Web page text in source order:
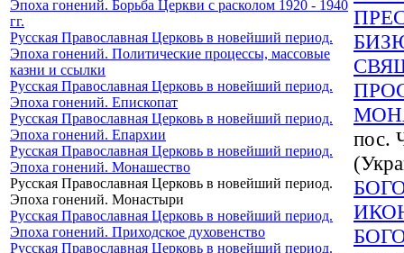
Эпоха гонений. Борьба Церкви с расколом 1920 - 1940
гг.
Русская Православная Церковь в новейший период.
Эпоха гонений. Политические процессы, массовые
казни и ссылки
Русская Православная Церковь в новейший период.
Эпоха гонений. Епископат
Русская Православная Церковь в новейший период.
Эпоха гонений. Епархии
Русская Православная Церковь в новейший период.
Эпоха гонений. Монашество
Русская Православная Церковь в новейший период.
Эпоха гонений. Монастыри
Русская Православная Церковь в новейший период.
Эпоха гонений. Приходское духовенство
Русская Православная Церковь в новейший период.
пос.